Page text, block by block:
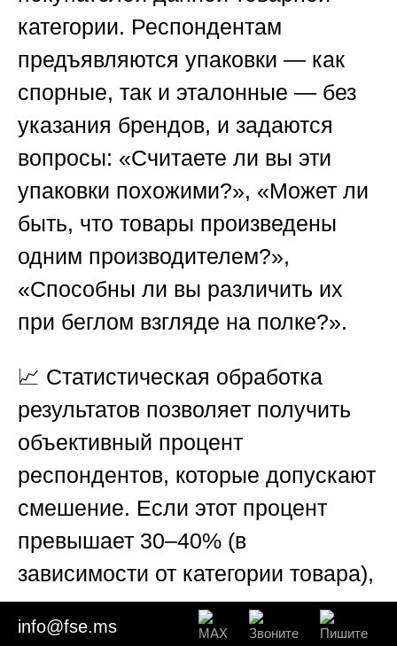
категории. Респондентам
предъявляются упаковки — как
спорные, так и эталонные — без
указания брендов, и задаются
вопросы: «Считаете ли вы эти
упаковки похожими?», «Может ли
быть, что товары произведены
одним производителем?»,
«Способны ли вы различить их
при беглом взгляде на полке?».
📈 Статистическая обработка
результатов позволяет получить
объективный процент
респондентов, которые допускают
смешение. Если этот процент
превышает 30–40% (в
зависимости от категории товара),
это является весомым
доказательством для суда,
info@fse.ms